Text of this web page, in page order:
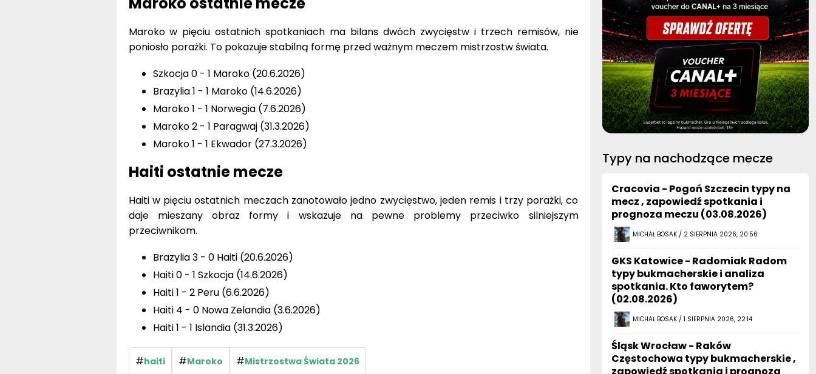
Maroko w pięciu ostatnich spotkaniach ma bilans dwóch zwycięstw i trzech remisów, nie
poniosło porażki. To pokazuje stabilną formę przed ważnym meczem mistrzostw świata.
Szkocja 0 - 1 Maroko (20.6.2026)
Brazylia 1 - 1 Maroko (14.6.2026)
Maroko 1 - 1 Norwegia (7.6.2026)
Maroko 2 - 1 Paragwaj (31.3.2026)
Maroko 1 - 1 Ekwador (27.3.2026)
Haiti ostatnie mecze
Haiti w pięciu ostatnich meczach zanotowało jedno zwycięstwo, jeden remis i trzy porażki, co
daje mieszany obraz formy i wskazuje na pewne problemy przeciwko silniejszym
przeciwnikom.
Brazylia 3 - 0 Haiti (20.6.2026)
Haiti 0 - 1 Szkocja (14.6.2026)
Haiti 1 - 2 Peru (6.6.2026)
Haiti 4 - 0 Nowa Zelandia (3.6.2026)
Haiti 1 - 1 Islandia (31.3.2026)
#haiti #Maroko #Mistrzostwa Świata 2026
Typy na nachodzące mecze
Cracovia - Pogoń Szczecin typy na
mecz , zapowiedź spotkania i
prognoza meczu (03.08.2026)
MICHAŁ BOSAK / 2 SIERPNIA 2026, 20:56
GKS Katowice - Radomiak Radom
typy bukmacherskie i analiza
spotkania. Kto faworytem?
(02.08.2026)
MICHAŁ BOSAK / 1 SIERPNIA 2026, 22:14
Śląsk Wrocław - Raków
Częstochowa typy bukmacherskie ,